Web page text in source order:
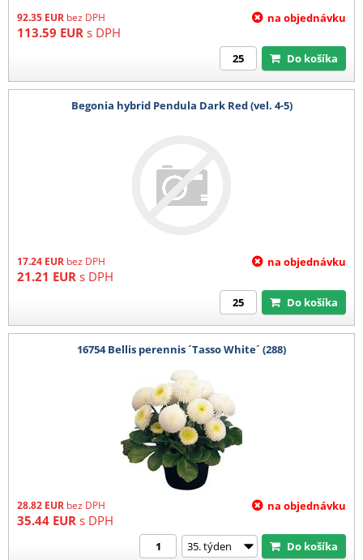
92.35 EUR bez DPH
113.59 EUR s DPH
na objednávku
Do košíka
Begonia hybrid Pendula Dark Red (vel. 4-5)
17.24 EUR bez DPH
21.21 EUR s DPH
na objednávku
Do košíka
16754 Bellis perennis ´Tasso White´ (288)
28.82 EUR bez DPH
35.44 EUR s DPH
na objednávku
Do košíka